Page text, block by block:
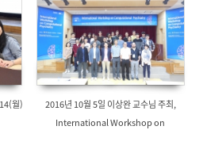
월)
2016년 10월 5일 이상완 교수님 주최,
International Workshop on